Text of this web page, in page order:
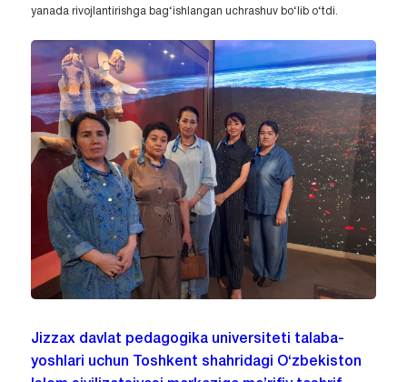
yanada rivojlantirishga bag‘ishlangan uchrashuv bo‘lib o‘tdi.
Jizzax davlat pedagogika universiteti talaba-
yoshlari uchun Toshkent shahridagi O‘zbekiston